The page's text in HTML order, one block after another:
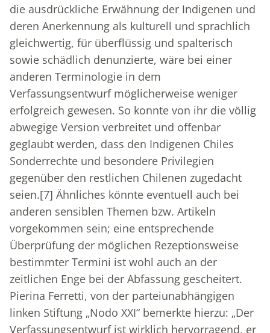
die ausdrückliche Erwähnung der Indigenen und
deren Anerkennung als kulturell und sprachlich
gleichwertig, für überflüssig und spalterisch
sowie schädlich denunzierte, wäre bei einer
anderen Terminologie in dem
Verfassungsentwurf möglicherweise weniger
erfolgreich gewesen. So konnte von ihr die völlig
abwegige Version verbreitet und offenbar
geglaubt werden, dass den Indigenen Chiles
Sonderrechte und besondere Privilegien
gegenüber den restlichen Chilenen zugedacht
seien.[7] Ähnliches könnte eventuell auch bei
anderen sensiblen Themen bzw. Artikeln
vorgekommen sein; eine entsprechende
Überprüfung der möglichen Rezeptionsweise
bestimmter Termini ist wohl auch an der
zeitlichen Enge bei der Abfassung gescheitert.
Pierina Ferretti, von der parteiunabhängigen
linken Stiftung „Nodo XXI“ bemerkte hierzu: „Der
Verfassungsentwurf ist wirklich hervorragend, er